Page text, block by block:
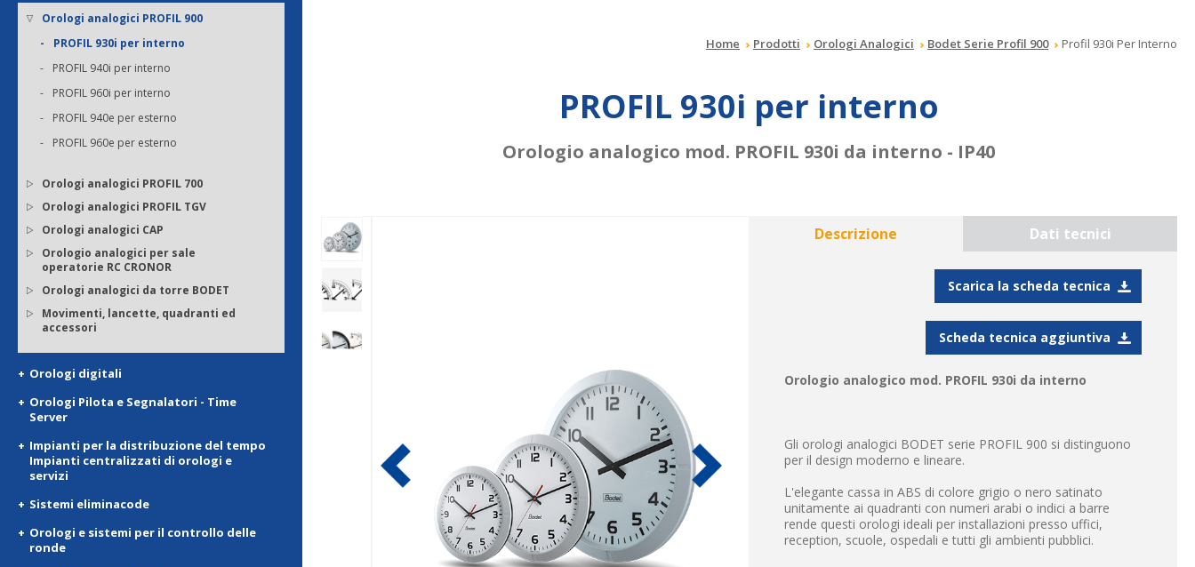
Orologi analogici PROFIL 900
PROFIL 930i per interno
PROFIL 940i per interno
PROFIL 960i per interno
PROFIL 940e per esterno
PROFIL 960e per esterno
Orologi analogici PROFIL 700
Orologi analogici PROFIL TGV
Orologi analogici CAP
Orologio analogici per sale
operatorie RC CRONOR
Orologi analogici da torre BODET
Movimenti, lancette, quadranti ed
accessori
Orologi digitali
Orologi Pilota e Segnalatori - Time
Server
Impianti per la distribuzione del tempo
Impianti centralizzati di orologi e
servizi
Sistemi eliminacode
Orologi e sistemi per il controllo delle
ronde
Home Prodotti Orologi Analogici Bodet Serie Profil 900 Profil 930i Per Interno
PROFIL 930i per interno
Orologio analogico mod. PROFIL 930i da interno - IP40
Descrizione Dati tecnici
Scarica la scheda tecnica
Scheda tecnica aggiuntiva
Orologio analogico mod. PROFIL 930i da interno
Gli orologi analogici BODET serie PROFIL 900 si distinguono
per il design moderno e lineare.
L'elegante cassa in ABS di colore grigio o nero satinato
unitamente ai quadranti con numeri arabi o indici a barre
rende questi orologi ideali per installazioni presso uffici,
reception, scuole, ospedali e tutti gli ambienti pubblici.